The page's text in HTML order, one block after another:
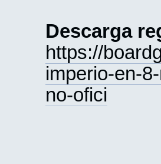
Descarga
https://
imperio-en-
no-ofici